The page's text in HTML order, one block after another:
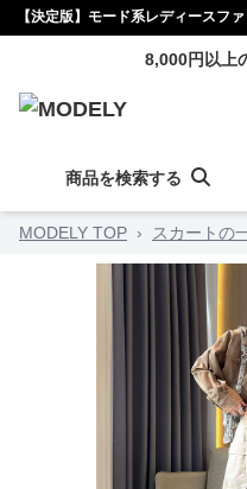
【決定版】モード系レディースフ
8,000円以上
商品を検索する
MODELY TOP › スカートの